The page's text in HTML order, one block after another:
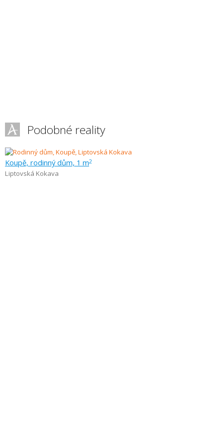
Podobné reality
Koupě, rodinný dům, 1 m2
Liptovská Kokava